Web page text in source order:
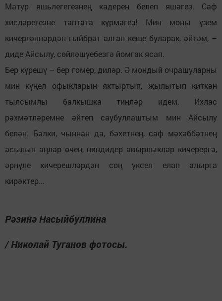
Матур яшьлегегезнең кадерен белеп яшәгез. Саф
хисләрегезне таптата күрмәгез! Мин моны үзем
кичергәннәрдән гыйбрәт алган кеше буларак, әйтәм, –
диде Айсылу, сөйләшүебезгә йомгак ясап.
Бер күрешү – бер гомер, диләр. Ә мондый очрашуларны
мин күңел офыкларын яктыртып, җылытып киткән
тылсымлы балкышка тиңләр идем. Ихлас
рәхмәтләремне әйтеп саубуллаштым мин Айсылу
белән. Бәлки, чыннан да, бәхетнең, саф мәхәббәтнең
асылын аңлар өчен, ниндидер авырлыклар кичерергә,
әрнүле кичерешләрдән соң үксеп елап алырга
кирәктер...
Рәзинә Насыйбуллина
/ Николай Туганов фотосы.